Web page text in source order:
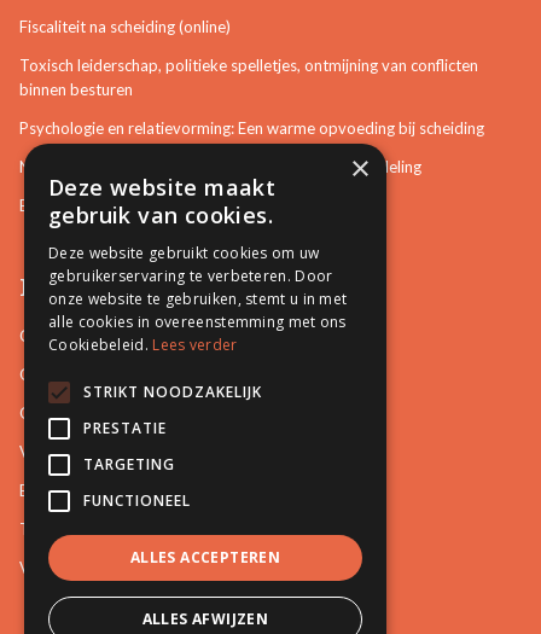
Fiscaliteit na scheiding (online)
Toxisch leiderschap, politieke spelletjes, ontmijning van conflicten
binnen besturen
Psychologie en relatievorming: Een warme opvoeding bij scheiding
Neurotisch of afwijkend gedrag herkennen in bemiddeling
Bemiddeling in bouwzaken
Pro Mediation
Contact
Over ons
Onze docenten
Video's
Blog
Tips
Vacatures
×
Deze website maakt
gebruik van cookies.
Deze website gebruikt cookies om uw
gebruikerservaring te verbeteren. Door
onze website te gebruiken, stemt u in met
alle cookies in overeenstemming met ons
Cookiebeleid. Lees verder
STRIKT NOODZAKELIJK
PRESTATIE
TARGETING
FUNCTIONEEL
ALLES ACCEPTEREN
ALLES AFWIJZEN